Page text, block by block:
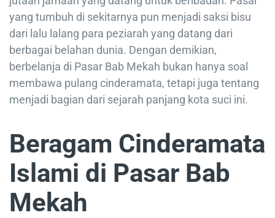
yang tumbuh di sekitarnya pun menjadi saksi bisu
dari lalu lalang para peziarah yang datang dari
berbagai belahan dunia. Dengan demikian,
berbelanja di Pasar Bab Mekah bukan hanya soal
membawa pulang cinderamata, tetapi juga tentang
menjadi bagian dari sejarah panjang kota suci ini.
Beragam Cinderamata
Islami di Pasar Bab
Mekah